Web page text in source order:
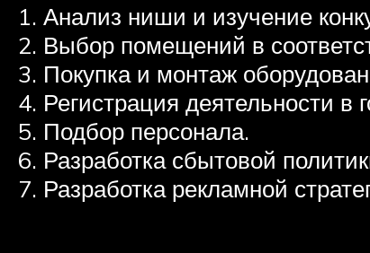
Анализ ниши и изучение
Выбор помещений в
Покупка и монтаж
Регистрация деятельности в
Подбор персонала.
Разработка сбытовой
Разработка рекламной